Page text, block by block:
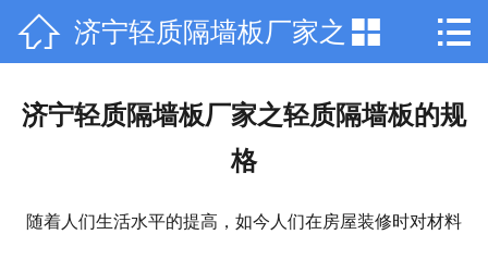
 网站首页
 济宁轻质隔墙板厂家之
轻质隔墙板的规格
 
济宁轻质隔墙板厂家之轻质隔墙板的规
格
随着人们生活水平的提高，如今人们在房屋装修时对材料